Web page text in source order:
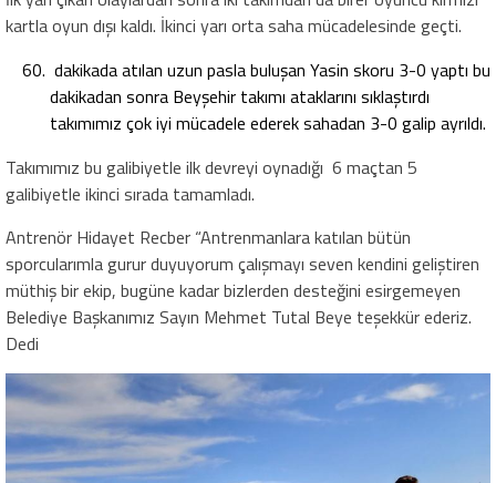
kartla oyun dışı kaldı. İkinci yarı orta saha mücadelesinde geçti.
dakikada atılan uzun pasla buluşan Yasin skoru 3-0 yaptı bu
dakikadan sonra Beyşehir takımı ataklarını sıklaştırdı
takımımız çok iyi mücadele ederek sahadan 3-0 galip ayrıldı.
Takımımız bu galibiyetle ilk devreyi oynadığı 6 maçtan 5
galibiyetle ikinci sırada tamamladı.
Antrenör Hidayet Recber “Antrenmanlara katılan bütün
sporcularımla gurur duyuyorum çalışmayı seven kendini geliştiren
müthiş bir ekip, bugüne kadar bizlerden desteğini esirgemeyen
Belediye Başkanımız Sayın Mehmet Tutal Beye teşekkür ederiz.
Dedi